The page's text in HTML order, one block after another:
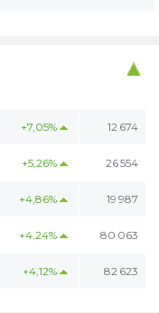
+7,05% 12 674
+5,26% 26 554
+4,86% 19 987
+4,24% 80 063
+4,12% 82 623